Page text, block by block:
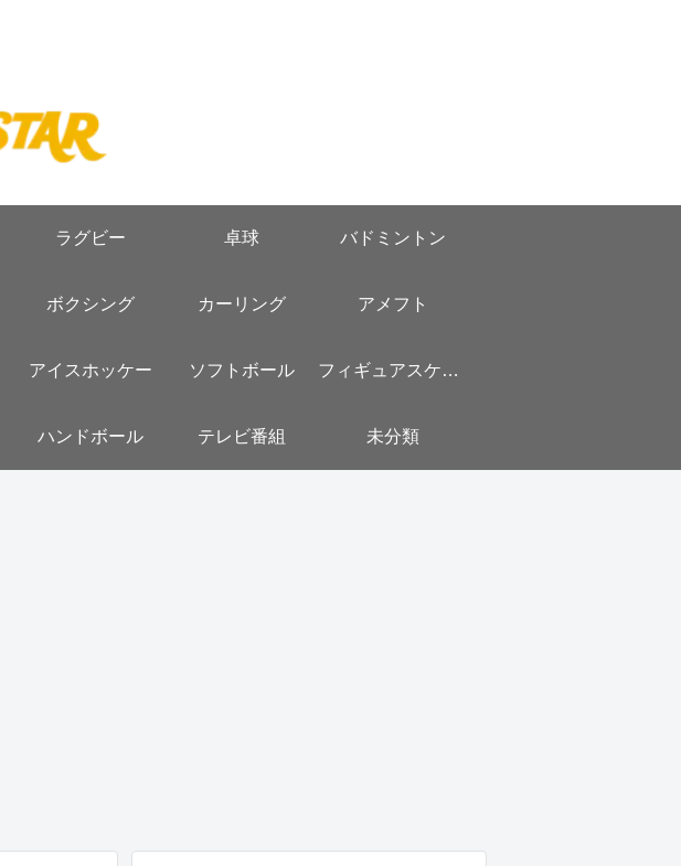
ラグビー 卓球 バドミントン
ボクシング カーリング アメフト
アイスホッケー ソフトボール フィギュアスケート
ハンドボール テレビ番組 未分類